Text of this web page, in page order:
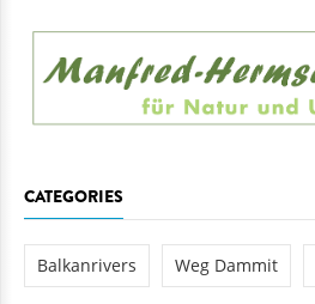
CATEGORIES
Balkanrivers Weg Dammit